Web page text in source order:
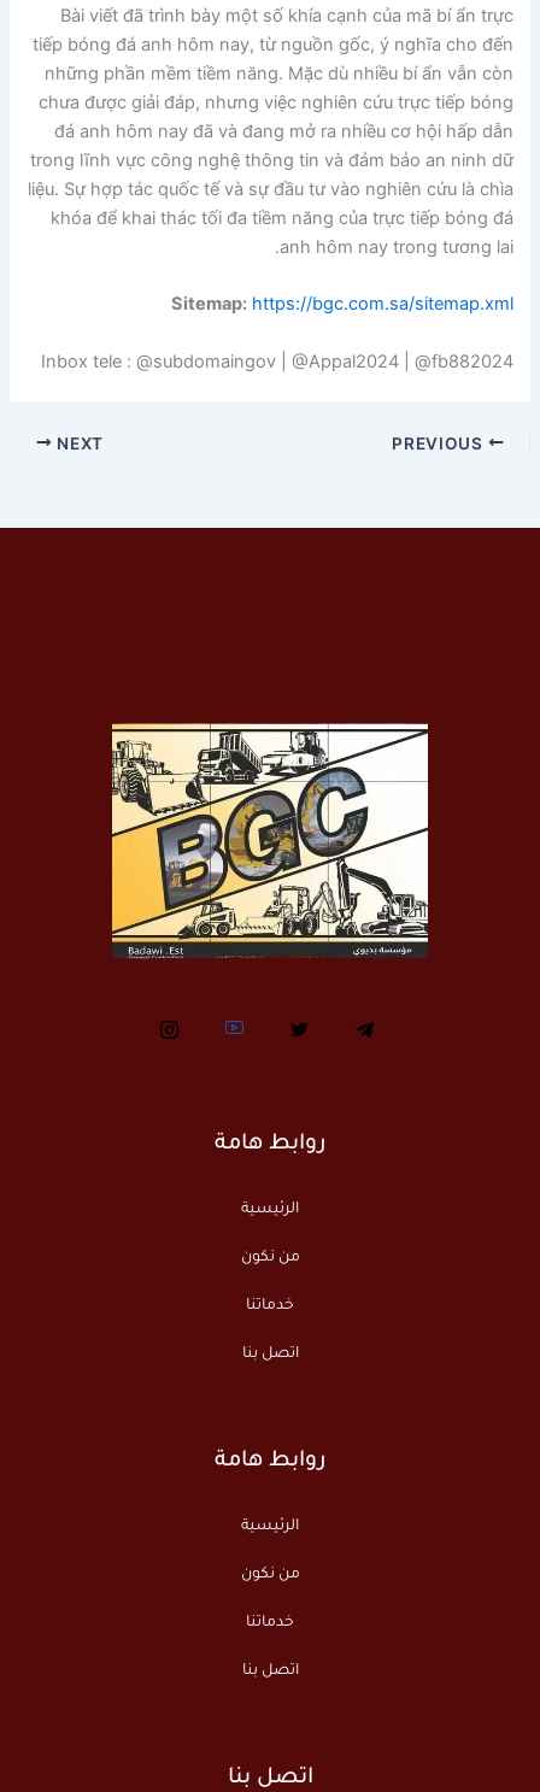
Bài viết đã trình bày một số khía cạnh của mã bí ẩn trực
tiếp bóng đá anh hôm nay, từ nguồn gốc, ý nghĩa cho đến
những phần mềm tiềm năng. Mặc dù nhiều bí ẩn vẫn còn
chưa được giải đáp, nhưng việc nghiên cứu trực tiếp bóng
đá anh hôm nay đã và đang mở ra nhiều cơ hội hấp dẫn
trong lĩnh vực công nghệ thông tin và đảm bảo an ninh dữ
liệu. Sự hợp tác quốc tế và sự đầu tư vào nghiên cứu là chìa
khóa để khai thác tối đa tiềm năng của trực tiếp bóng đá
anh hôm nay trong tương lai.
Sitemap: https://bgc.com.sa/sitemap.xml
Inbox tele : @subdomaingov | @Appal2024 | @fb882024
NEXT
روابط هامة
الرئيسية
من نكون
خدماتنا
اتصل بنا
روابط هامة
الرئيسية
من نكون
خدماتنا
اتصل بنا
اتصل بنا